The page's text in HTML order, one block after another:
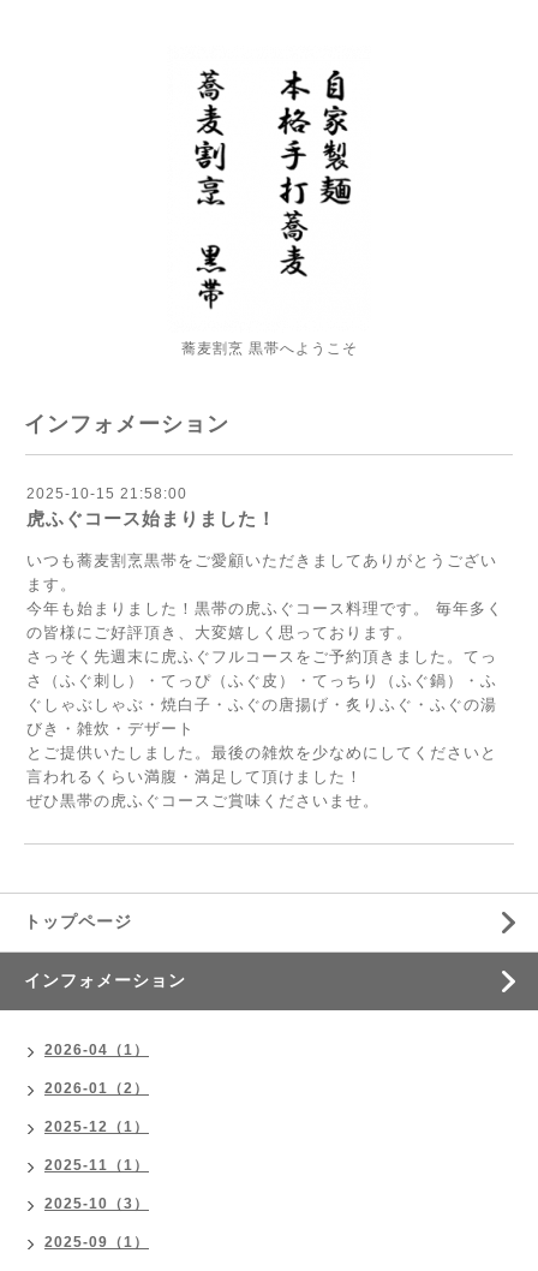
蕎麦割烹 黒帯へようこそ
インフォメーション
2025-10-15 21:58:00
虎ふぐコース始まりました！
いつも蕎麦割烹黒帯をご愛顧いただきましてありがとうござい
ます。
今年も始まりました！黒帯の虎ふぐコース料理です。 毎年多く
の皆様にご好評頂き、大変嬉しく思っております。
さっそく先週末に虎ふぐフルコースをご予約頂きました。てっ
さ（ふぐ刺し）・てっぴ（ふぐ皮）・てっちり（ふぐ鍋）・ふ
ぐしゃぶしゃぶ・焼白子・ふぐの唐揚げ・炙りふぐ・ふぐの湯
びき・雑炊・デザート
とご提供いたしました。最後の雑炊を少なめにしてくださいと
言われるくらい満腹・満足して頂けました！
ぜひ黒帯の虎ふぐコースご賞味くださいませ。
トップページ
インフォメーション
2026-04（1）
2026-01（2）
2025-12（1）
2025-11（1）
2025-10（3）
2025-09（1）